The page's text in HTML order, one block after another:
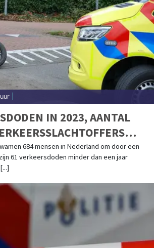
IN 2023, AANTAL
684 mensen in Nederland om door een
61 verkeersdoden minder dan een jaar